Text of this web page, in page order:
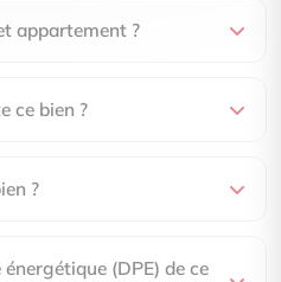
appartement ?
ce bien ?
?
(DPE) de ce